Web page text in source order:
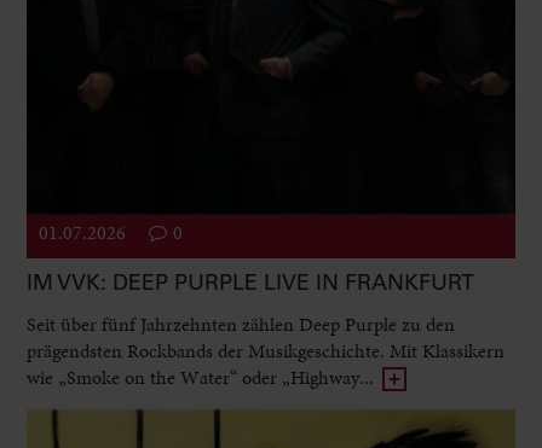
01.07.2026 0
IM VVK: DEEP PURPLE LIVE IN FRANKFURT
Seit über fünf Jahrzehnten zählen Deep Purple zu den
prägendsten Rockbands der Musikgeschichte. Mit Klassikern
wie „Smoke on the Water“ oder „Highway...